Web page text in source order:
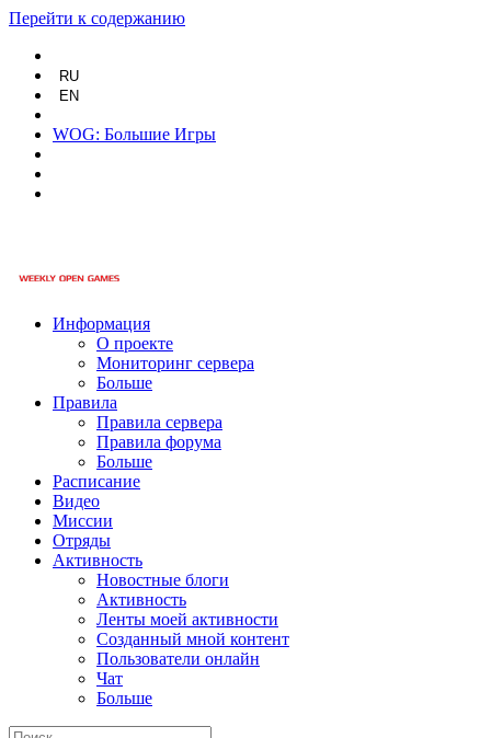
Перейти к содержанию
RU
EN
WOG: Большие Игры
Информация
О проекте
Мониторинг сервера
Больше
Правила
Правила сервера
Правила форума
Больше
Расписание
Видео
Миссии
Отряды
Активность
Новостные блоги
Активность
Ленты моей активности
Созданный мной контент
Пользователи онлайн
Чат
Больше